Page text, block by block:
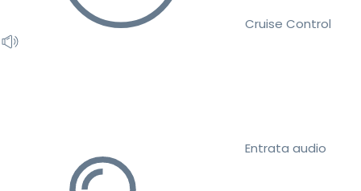
Cruise Control
Entrata audio